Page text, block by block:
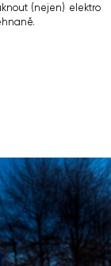
(nejen) elektro